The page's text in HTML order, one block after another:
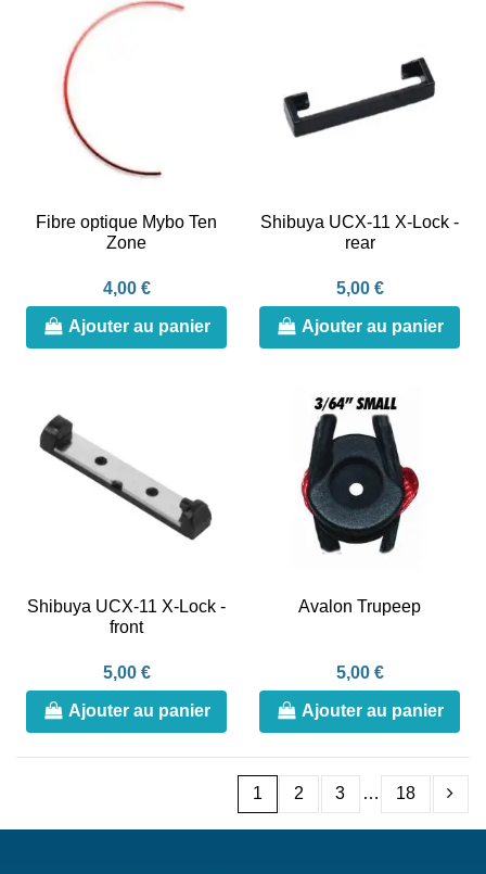
Fibre optique Mybo Ten
Zone
4,00 €
Ajouter au panier
Shibuya UCX-11 X-Lock -
rear
5,00 €
Ajouter au panier
Shibuya UCX-11 X-Lock -
front
5,00 €
Ajouter au panier
Avalon Trupeep
5,00 €
Ajouter au panier
1 2 3 … 18